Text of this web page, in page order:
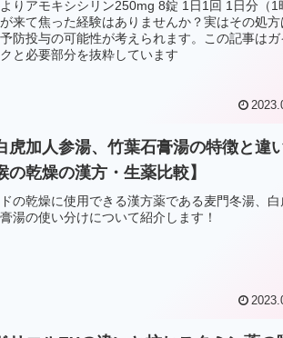
りアモキシシリン250mg 8錠 1日1回 1日分（1
来て焦った経験はありませんか？実はその処方
防投与の可能性が考えられます。この記事はガ
と必要部分を抜粋しています
虎加人参湯、竹葉石膏湯の特徴と違い
の乾燥の漢方・生薬比較】
の乾燥に使用できる漢方薬である麦門冬湯、白
湯の使い分けについて紹介します！